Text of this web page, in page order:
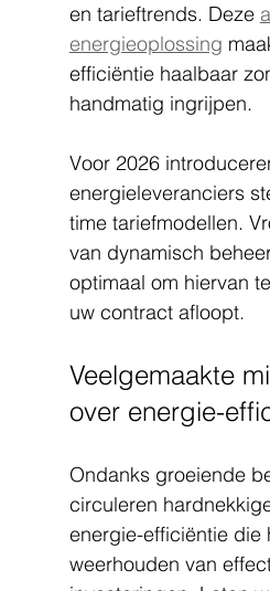
en tarieftrends. Deze
energieoplossing
efficiëntie haalbaar
handmatig ingrijpen.
Voor 2026
energieleveranciers
time tariefmodellen.
van dynamisch
optimaal om hiervan
uw contract afloopt.
Veelgemaakte
over energie-
Ondanks groeiende
circuleren
energie-efficiëntie die
weerhouden van